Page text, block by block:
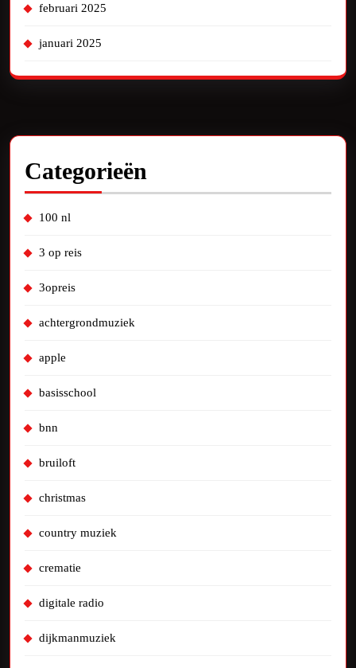
februari 2025
januari 2025
Categorieën
100 nl
3 op reis
3opreis
achtergrondmuziek
apple
basisschool
bnn
bruiloft
christmas
country muziek
crematie
digitale radio
dijkmanmuziek